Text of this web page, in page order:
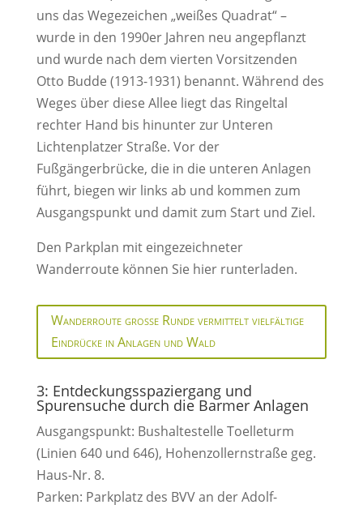
uns das Wegezeichen „weißes Quadrat“ –
wurde in den 1990er Jahren neu angepflanzt
und wurde nach dem vierten Vorsitzenden
Otto Budde (1913-1931) benannt. Während des
Weges über diese Allee liegt das Ringeltal
rechter Hand bis hinunter zur Unteren
Lichtenplatzer Straße. Vor der
Fußgängerbrücke, die in die unteren Anlagen
führt, biegen wir links ab und kommen zum
Ausgangspunkt und damit zum Start und Ziel.
Den Parkplan mit eingezeichneter
Wanderroute können Sie hier runterladen.
Wanderroute große Runde vermittelt vielfältige
Eindrücke in Anlagen und Wald
3: Entdeckungsspaziergang und
Spurensuche durch die Barmer Anlagen
Ausgangspunkt: Bushaltestelle Toelleturm
(Linien 640 und 646), Hohenzollernstraße geg.
Haus-Nr. 8.
Parken: Parkplatz des BVV an der Adolf-